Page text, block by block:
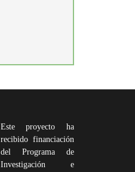
Este proyecto ha
recibido financiación
del Programa de
Investigación e